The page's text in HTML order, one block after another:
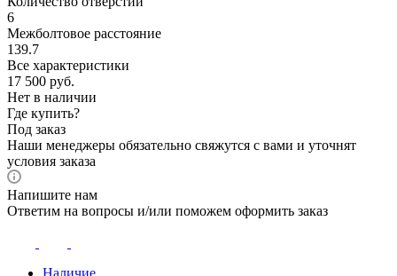
6
Межболтовое расстояние
139.7
Все характеристики
17 500 руб.
Нет в наличии
Где купить?
Под заказ
Наши менеджеры обязательно свяжутся с вами и уточнят
условия заказа
Напишите нам
Ответим на вопросы и/или поможем оформить заказ
Наличие